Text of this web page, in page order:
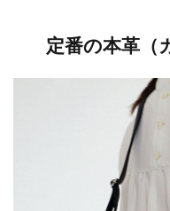
定番の本革（